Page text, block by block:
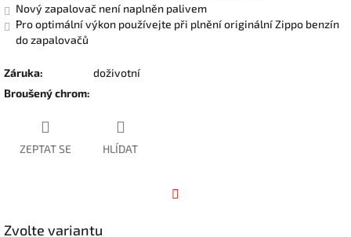
Nový zapalovač není naplněn palivem
Pro optimální výkon používejte při plnění originální Zippo benzín
do zapalovačů
Záruka:
doživotní
Broušený chrom:
ZEPTAT SE HLÍDAT
Zvolte variantu